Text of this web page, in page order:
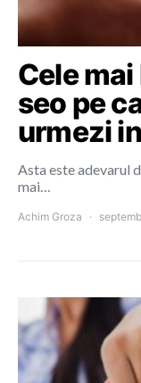
Cele
seo pe
urmezi
Asta este adevarul
mai…
Achim Groza